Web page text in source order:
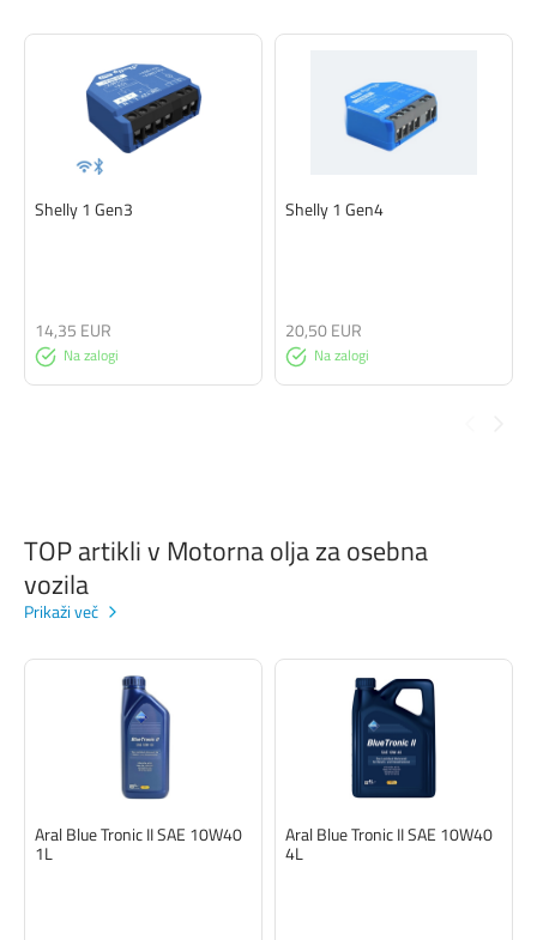
Shelly 1 Gen3
Na zalogi
14,35 EUR
Shelly 1 Gen4
Na zalogi
20,50 EUR
TOP artikli v Motorna olja za osebna
vozila
Prikaži več
Aral Blue Tronic II SAE 10W40
1L
Aral Blue Tronic II SAE 10W40
4L